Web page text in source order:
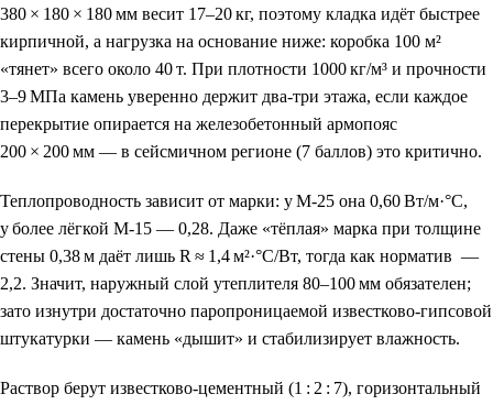
380 × 180 × 180 мм весит 17–20 кг, поэтому кладка идёт быстрее
кирпичной, а нагрузка на основание ниже: коробка 100 м²
«тянет» всего около 40 т. При плотности 1000 кг/м³ и прочности
3–9 МПа камень уверенно держит два‑три этажа, если каждое
перекрытие опирается на железобетонный армопояс
200 × 200 мм — в сейсмичном регионе (7 баллов) это критично.
Теплопроводность зависит от марки: у М‑25 она 0,60 Вт/м·°С,
у более лёгкой М‑15 — 0,28. Даже «тёплая» марка при толщине
стены 0,38 м даёт лишь R ≈ 1,4 м²·°С/Вт, тогда как норматив —
2,2. Значит, наружный слой утеплителя 80–100 мм обязателен;
зато изнутри достаточно паропроницаемой известково‑гипсовой
штукатурки — камень «дышит» и стабилизирует влажность.
Раствор берут известково‑цементный (1 : 2 : 7), горизонтальный